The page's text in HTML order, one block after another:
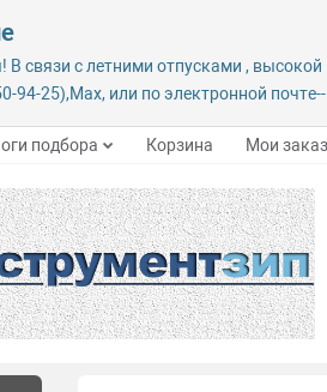
связи с летними отпусками ,
94-25),Max, или по электронной
подбора Корзина Мои